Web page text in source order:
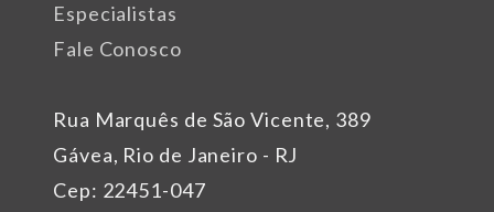
Rua Marquês de São Vicente, 389
Gávea, Rio de Janeiro - RJ
Cep: 22451-047
Especialistas
Fale Conosco